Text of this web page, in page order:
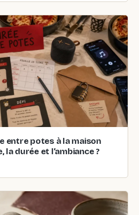
entre potes à la maison
la durée et l’ambiance ?